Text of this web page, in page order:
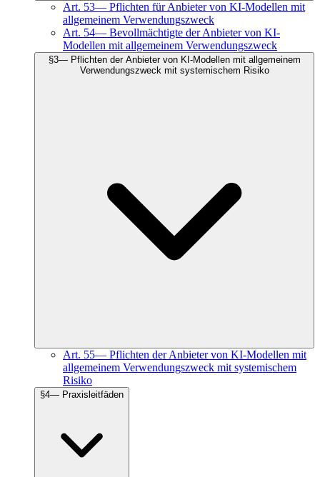
Art. 53— Pflichten für Anbieter von KI-Modellen mit
allgemeinem Verwendungszweck
Art. 54— Bevollmächtigte der Anbieter von KI-
Modellen mit allgemeinem Verwendungszweck
§3— Pflichten der Anbieter von KI-Modellen mit allgemeinem
Verwendungszweck mit systemischem Risiko
Art. 55— Pflichten der Anbieter von KI-Modellen mit
allgemeinem Verwendungszweck mit systemischem
Risiko
§4— Praxisleitfäden